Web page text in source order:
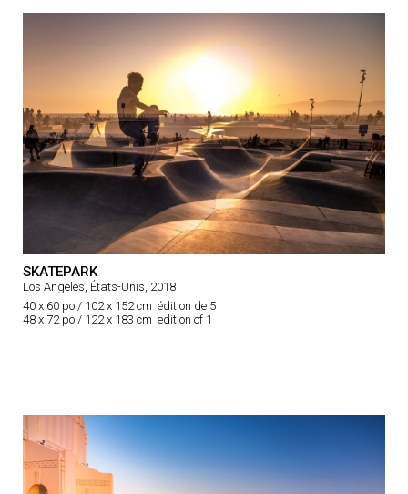
SKATEPARK
Los Angeles, États-Unis, 2018
40 x 60 po / 102 x 152 cm édition de 5
48 x 72 po / 122 x 183 cm edition of 1